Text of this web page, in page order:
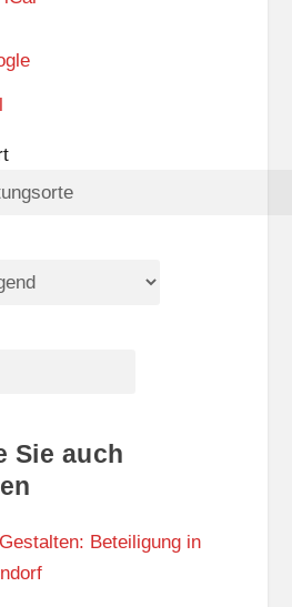
Sie auch
Beteiligung in